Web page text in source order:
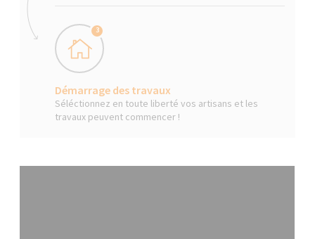
3
Démarrage des travaux
Séléctionnez en toute liberté vos artisans et les
travaux peuvent commencer !